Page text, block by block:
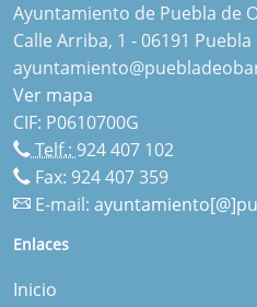
Ayuntamiento de Puebla de
Calle Arriba, 1 - 06191
Ver mapa
CIF: P0610700G
Telf.: 924 407 102
Fax: 924 407 359
E-mail:
Enlaces
Inicio